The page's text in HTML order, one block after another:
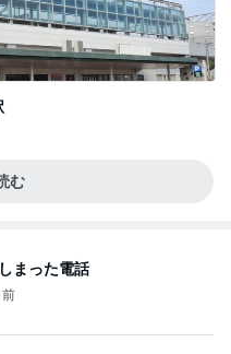
む
まった電話